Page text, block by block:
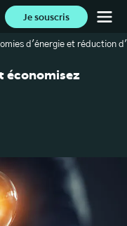
Je souscris
d'énergie et réduction
économisez